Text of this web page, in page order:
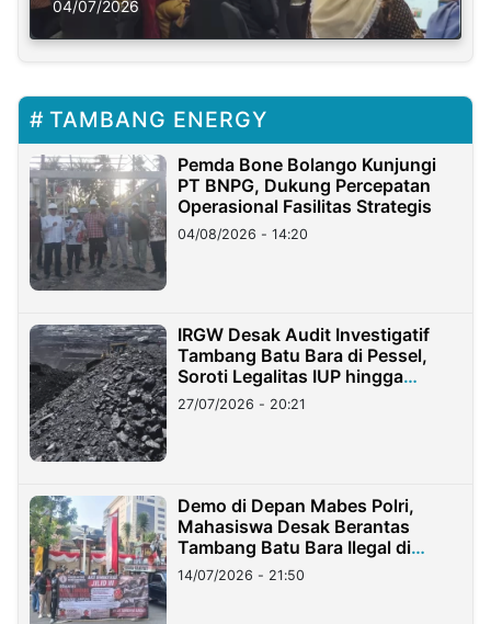
Solusi Krisis Iklim
04/07/2026
TAMBANG ENERGY
Pemda Bone Bolango Kunjungi
PT BNPG, Dukung Percepatan
Operasional Fasilitas Strategis
04/08/2026 - 14:20
IRGW Desak Audit Investigatif
Tambang Batu Bara di Pessel,
Soroti Legalitas IUP hingga
Stockpile
27/07/2026 - 20:21
Demo di Depan Mabes Polri,
Mahasiswa Desak Berantas
Tambang Batu Bara Ilegal di
Lampung
14/07/2026 - 21:50